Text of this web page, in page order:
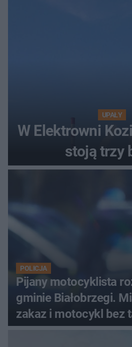
UPAŁY
W Elektrowni
stoją trzy
POLICJA
Pijany motocyklista
gminie Białobrzegi.
zakaz i motocykl bez